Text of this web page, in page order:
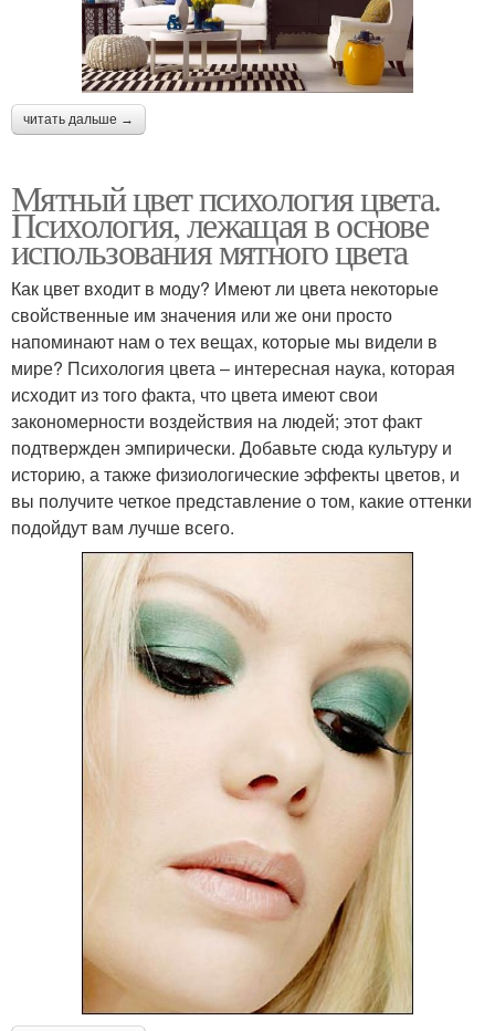
читать дальше →
Мятный цвет психология цвета.
Психология, лежащая в основе
использования мятного цвета
Как цвет входит в моду? Имеют ли цвета некоторые
свойственные им значения или же они просто
напоминают нам о тех вещах, которые мы видели в
мире? Психология цвета – интересная наука, которая
исходит из того факта, что цвета имеют свои
закономерности воздействия на людей; этот факт
подтвержден эмпирически. Добавьте сюда культуру и
историю, а также физиологические эффекты цветов, и
вы получите четкое представление о том, какие оттенки
подойдут вам лучше всего.